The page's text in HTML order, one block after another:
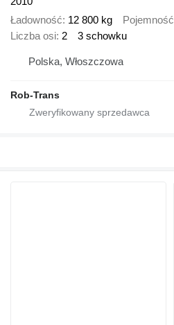
Ładowność 12 800 kg Pojemność
Liczba osi 2 3 schowku
Polska, Włoszczowa
Rob-Trans